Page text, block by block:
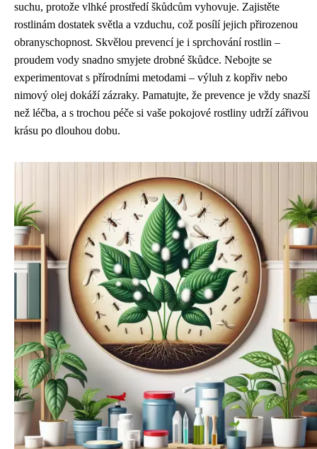
suchu, protože vlhké prostředí škůdcům vyhovuje. Zajistěte
rostlinám dostatek světla a vzduchu, což posílí jejich přirozenou
obranyschopnost. Skvělou prevencí je i sprchování rostlin –
proudem vody snadno smyjete drobné škůdce. Nebojte se
experimentovat s přírodními metodami – výluh z kopřiv nebo
nimový olej dokáží zázraky. Pamatujte, že prevence je vždy snazší
než léčba, a s trochou péče si vaše pokojové rostliny udrží zářivou
krásu po dlouhou dobu.